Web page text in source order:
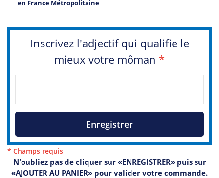
en France Métropolitaine
Inscrivez l'adjectif qui qualifie le
mieux votre môman *
Enregistrer
* Champs requis
N'oubliez pas de cliquer sur «ENREGISTRER» puis sur
«AJOUTER AU PANIER» pour valider votre commande.